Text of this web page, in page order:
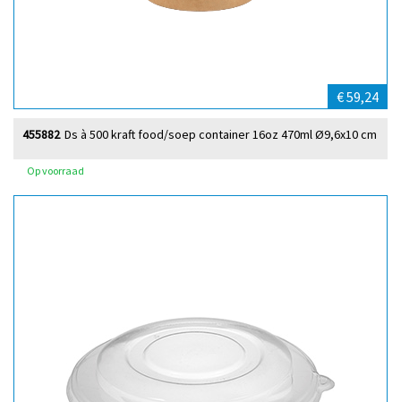
€ 59,24
Ds à 500 kraft food/soep container 16oz 470ml Ø9,6x10 cm
455882
Op voorraad